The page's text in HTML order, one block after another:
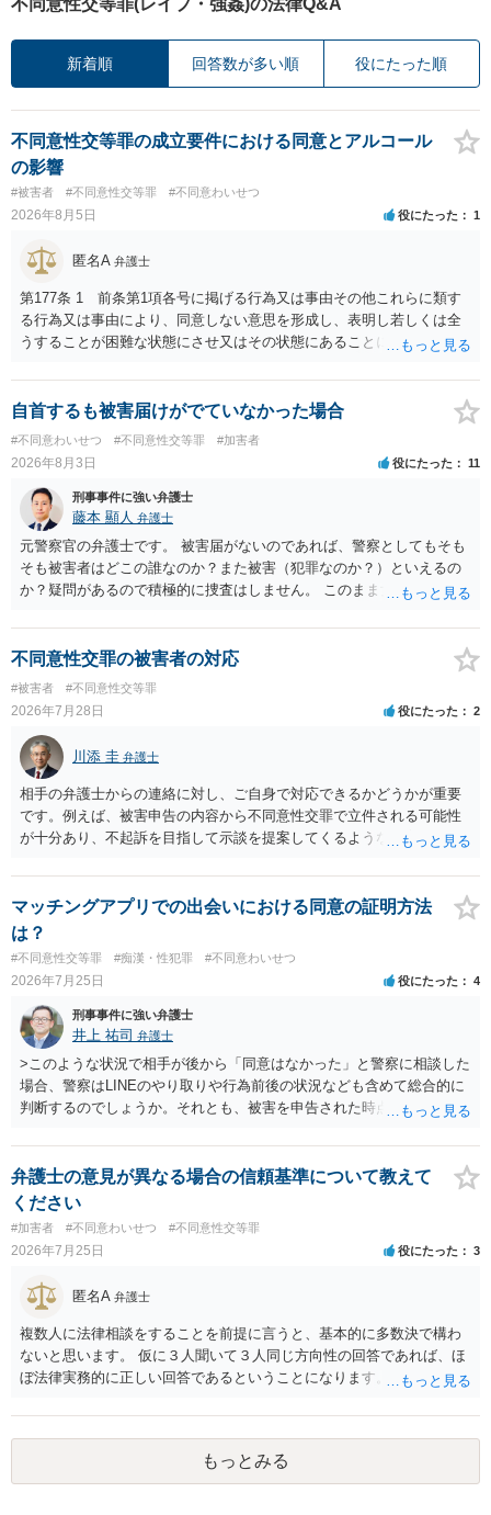
新着順 回答数が多い順 役にたった順
不同意性交等罪の成立要件における同意とアルコール
の影響
#被害者 #不同意性交等罪 #不同意わいせつ
2026年8月5日 役にたった 1
匿名A 弁護士
第177条 1 前条第1項各号に掲げる行為又は事由その他これらに類す
る行為又は事由により、同意しない意思を形成し、表明し若しくは全
うすることが困難な状態にさせ又はその状態にあることに乗じて、性
く。）若しくは物を挿入する行為であってわいせつなもの（以下この
条及び第179条第2項において「性交等」という。）をした者は、婚姻
関係の有無にかかわらず、5年以上の有期拘禁刑に処する。 第176条 1
次に掲げる行為又は事由その他これらに類する行為又は事由により、
同意しない意思を形成し、表明し若しくは全うすることが困難な状態
にさせ又はその状態にあることに乗じて、わいせつな行為をした者
は、婚姻関係の有無にかかわらず、6月以上10年以下の拘禁刑に処す
る。 ③アルコール若しくは薬物を摂取させること又はそれらの影響が
あること。 以上の通りですから、アルコール摂取だけでなく、「同意
しない意思を形成し、表明し若しくは全うすることが困難な状態」で
自首するも被害届けがでていなかった場合
#不同意わいせつ #不同意性交等罪 #加害者
2026年8月3日 役にたった 11
刑事事件に強い弁護士
藤本 顯人 弁護士
元警察官の弁護士です。 被害届がないのであれば、警察としてもそも
そも被害者はどこの誰なのか？また被害（犯罪なのか？）といえるの
か？疑問があるので積極的に捜査はしません。 このまま女性から警察
不同意性交罪の被害者の対応
#被害者 #不同意性交等罪
2026年7月28日 役にたった 2
川添 圭 弁護士
相手の弁護士からの連絡に対し、ご自身で対応できるかどうかが重要
です。例えば、被害申告の内容から不同意性交罪で立件される可能性
が十分あり、不起訴を目指して示談を提案してくるような事案では、
ので（心ない対応をすると被害感情が激化して示談できないからで
す）、弁護士へ依頼せず、例えば相手方からの示談提示が妥当かどう
かを法律相談で確認してもらう程度で必要十分なケースもあるでしょ
う。 一方、相手弁護士との対応そのものが心理的・精神的にしんどい
と感じるなら、多少費用はかかりますが弁護士へ依頼した方がよいと
思います。
マッチングアプリでの出会いにおける同意の証明方法
は？
#不同意性交等罪 #痴漢・性犯罪 #不同意わいせつ
2026年7月25日 役にたった 4
刑事事件に強い弁護士
井上 祐司 弁護士
>このような状況で相手が後から「同意はなかった」と警察に相談した
場合、警察はLINEのやり取りや行為前後の状況なども含めて総合的に
判断するのでしょうか。それとも、被害を申告された時点で私がかな
の（不起訴事案）を含めて数件経験していますが、いずれも警察の対
応は前者です。 特に近年は、いわゆる異性間のトラブルから報復的
に不同意性交・不同意わいせつの罪の被害届が出される事案が頻発し
ており、警察も闇雲な逮捕をしないよう慎重になっているため、まず
は前後のＬＩＮＥやInstagram等の履歴をすべて統括的に縦覧して、
「被害者の被害申告内容が本当に信用できるものか」を見極めてから
動くようになっていると感じます。
弁護士の意見が異なる場合の信頼基準について教えて
ください
#加害者 #不同意わいせつ #不同意性交等罪
2026年7月25日 役にたった 3
匿名A 弁護士
複数人に法律相談をすることを前提に言うと、基本的に多数決で構わ
ないと思います。 仮に３人聞いて３人同じ方向性の回答であれば、ほ
ぼ法律実務的に正しい回答であるということになります。 ３人聞いて
２になった場合は、どちらも法律実務的にありえるということであ
り、３人の弁護士の中で、一番相性の良いいざというときに弁護を頼
みたい弁護士を決め、その弁護士の発言を信じるということになりま
す。 その３人の中で「逮捕されない」と断言した弁護士には基本的に
もっとみる